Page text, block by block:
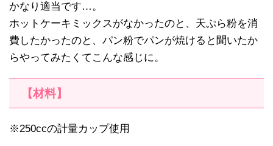
かなり適当です…。
ホットケーキミックスがなかったのと、天ぷら粉を消
費したかったのと、パン粉でパンが焼けると聞いたか
らやってみたくてこんな感じに。
【材料】
※250ccの計量カップ使用